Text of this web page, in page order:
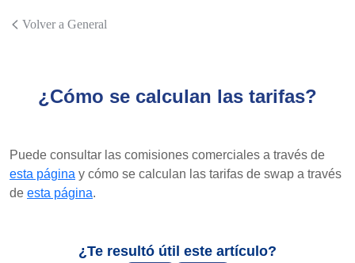
Volver a General
¿Cómo se calculan las tarifas?
Puede consultar las comisiones comerciales a través de
esta página y cómo se calculan las tarifas de swap a través
de esta página.
¿Te resultó útil este artículo?